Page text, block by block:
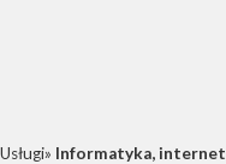
Usługi Informatyka, internet